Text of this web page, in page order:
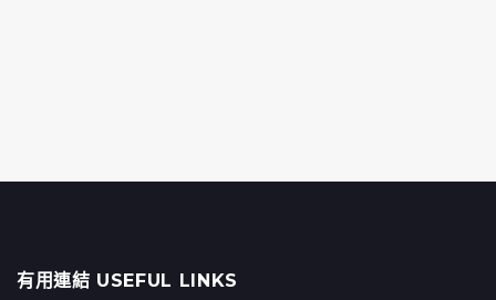
有用連結 USEFUL LINKS